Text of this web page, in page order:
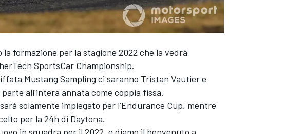
formazione per la stagione 2022 che la vedrà
SportsCar Championship.
Mustang Sampling ci saranno Tristan Vautier e
all'intera annata come coppia fissa.
solamente impiegato per l'Endurance Cup, mentre
per la 24h di Daytona.